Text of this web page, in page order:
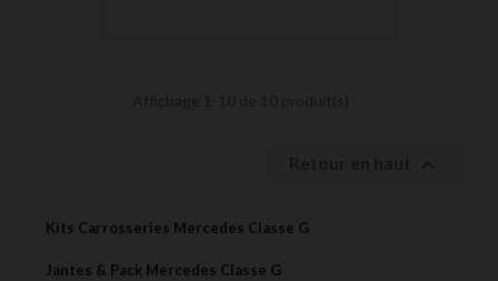
Kits Carrosseries Mercedes Classe G
Jantes & Pack Mercedes Classe G